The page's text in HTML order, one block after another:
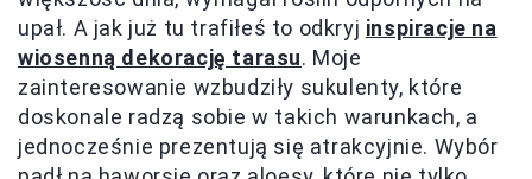
upał. A jak już tu trafiłeś to odkryj inspiracje na
wiosenną dekorację tarasu. Moje
zainteresowanie wzbudziły sukulenty, które
doskonale radzą sobie w takich warunkach, a
jednocześnie prezentują się atrakcyjnie. Wybór